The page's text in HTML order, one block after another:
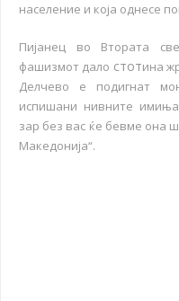
население и која однесе
Пијанец во Втората
фашизмот дало стотина
Делчево е подигнат
испишани нивните
зар без вас ќе бевме она
Македонија“.